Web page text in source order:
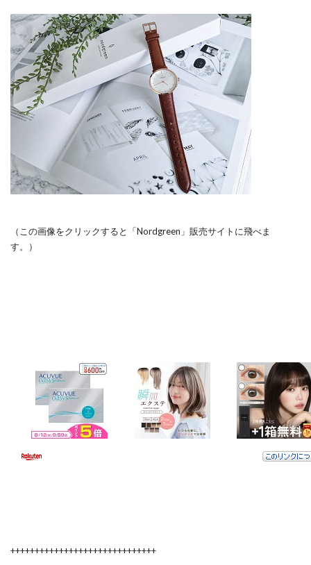
（この画像をクリックすると「Nordgreen」販売サイトに飛べま
す。）
++++++++++++++++++++++++++++++